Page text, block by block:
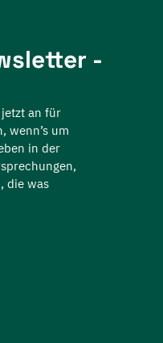
-
an für
wenn’s um
in der
die was